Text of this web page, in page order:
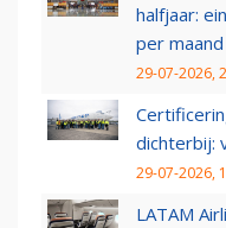
halfjaar:
per maand
29-07-2026,
dichterbij:
29-07-2026,
LATAM